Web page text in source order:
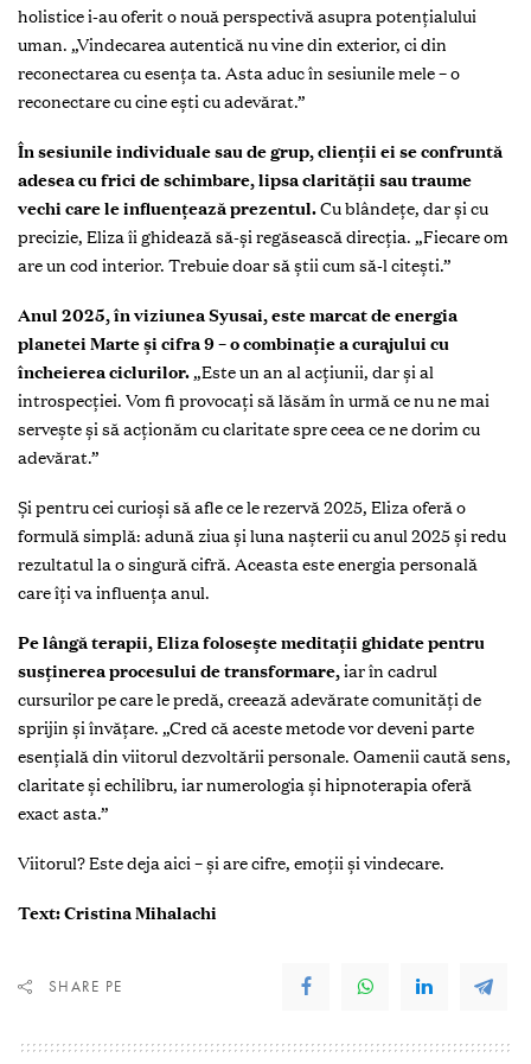
holistice i-au oferit o nouă perspectivă asupra potențialului
uman. „Vindecarea autentică nu vine din exterior, ci din
reconectarea cu esența ta. Asta aduc în sesiunile mele – o
reconectare cu cine ești cu adevărat.”
În sesiunile individuale sau de grup, clienții ei se confruntă
adesea cu frici de schimbare, lipsa clarității sau traume
vechi care le influențează prezentul.Cu blândețe, dar și cu
precizie, Eliza îi ghidează să-și regăsească direcția. „Fiecare om
are un cod interior. Trebuie doar să știi cum să-l citești.”
Anul 2025, în viziunea Syusai, este marcat de energia
planetei Marte și cifra 9 – o combinație a curajului cu
încheierea ciclurilor. „Este un an al acțiunii, dar și al
introspecției. Vom fi provocați să lăsăm în urmă ce nu ne mai
servește și să acționăm cu claritate spre ceea ce ne dorim cu
adevărat.”
Și pentru cei curioși să afle ce le rezervă 2025, Eliza oferă o
formulă simplă: adună ziua și luna nașterii cu anul 2025 și redu
rezultatul la o singură cifră. Aceasta este energia personală
care îți va influența anul.
Pe lângă terapii, Eliza folosește meditații ghidate pentru
susținerea procesului de transformare,iar în cadrul
cursurilor pe care le predă, creează adevărate comunități de
sprijin și învățare. „Cred că aceste metode vor deveni parte
esențială din viitorul dezvoltării personale. Oamenii caută sens,
claritate și echilibru, iar numerologia și hipnoterapia oferă
exact asta.”
Viitorul? Este deja aici – și are cifre, emoții și vindecare.
Text: Cristina Mihalachi
SHARE PE